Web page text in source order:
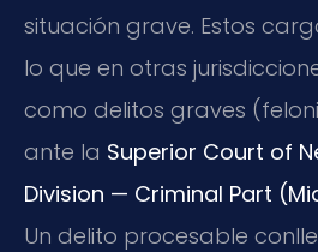
situación grave. Estos
lo que en otras
como delitos graves
ante la Superior Court of
Division — Criminal Part
Un delito procesable